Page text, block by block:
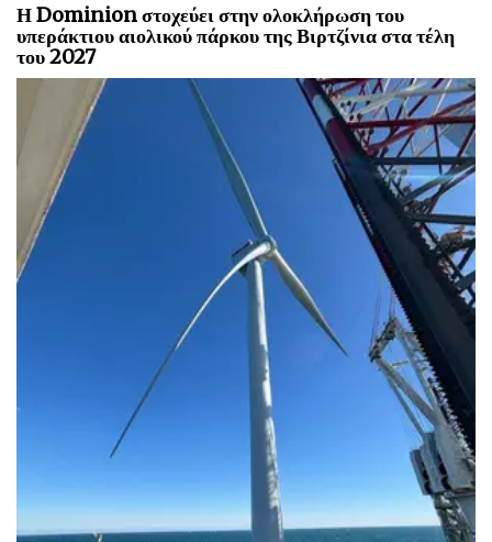
Η Dominion στοχεύει στην ολοκλήρωση του
υπεράκτιου αιολικού πάρκου της Βιρτζίνια στα τέλη
του 2027